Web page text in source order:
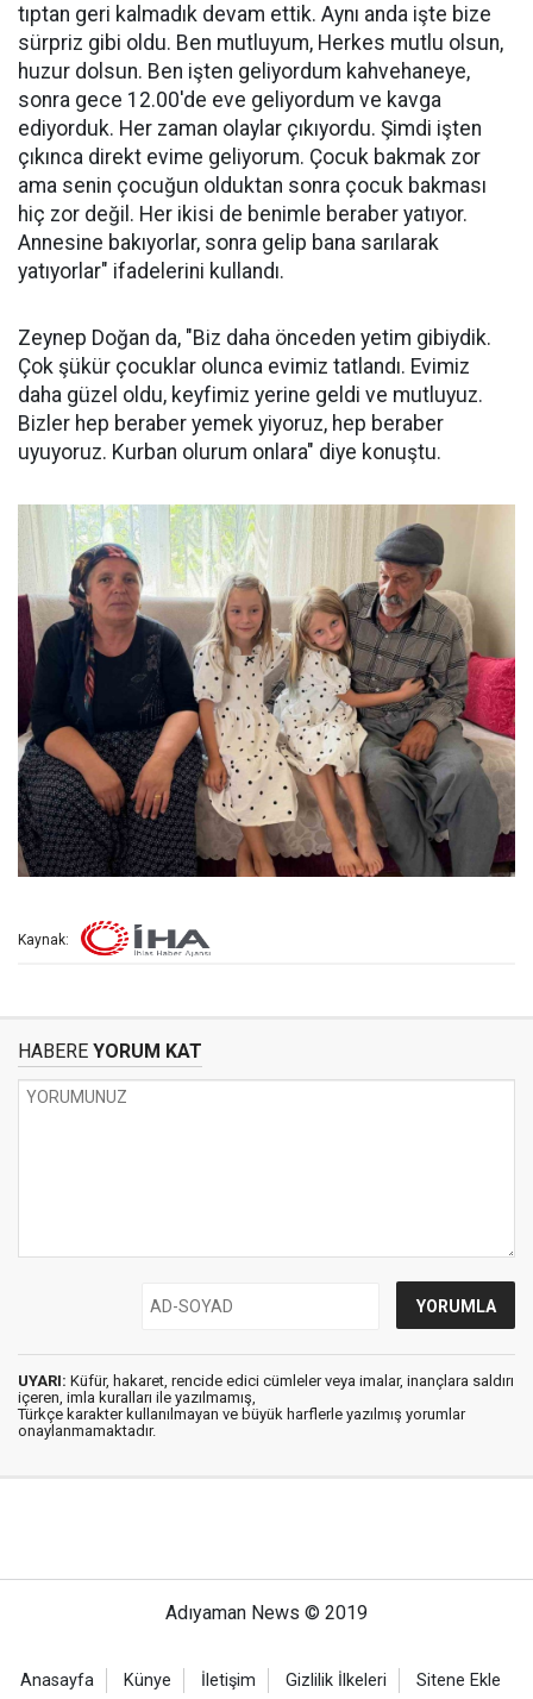
tıptan geri kalmadık devam ettik. Aynı anda işte bize
sürpriz gibi oldu. Ben mutluyum, Herkes mutlu olsun,
huzur dolsun. Ben işten geliyordum kahvehaneye,
sonra gece 12.00'de eve geliyordum ve kavga
ediyorduk. Her zaman olaylar çıkıyordu. Şimdi işten
çıkınca direkt evime geliyorum. Çocuk bakmak zor
ama senin çocuğun olduktan sonra çocuk bakması
hiç zor değil. Her ikisi de benimle beraber yatıyor.
Annesine bakıyorlar, sonra gelip bana sarılarak
yatıyorlar" ifadelerini kullandı.
Zeynep Doğan da, "Biz daha önceden yetim gibiydik.
Çok şükür çocuklar olunca evimiz tatlandı. Evimiz
daha güzel oldu, keyfimiz yerine geldi ve mutluyuz.
Bizler hep beraber yemek yiyoruz, hep beraber
uyuyoruz. Kurban olurum onlara" diye konuştu.
Kaynak:
HABERE YORUM KAT
UYARI: Küfür, hakaret, rencide edici cümleler veya imalar, inançlara saldırı
içeren, imla kuralları ile yazılmamış,
Türkçe karakter kullanılmayan ve büyük harflerle yazılmış yorumlar
onaylanmamaktadır.
Adıyaman News © 2019
Anasayfa Künye İletişim Gizlilik İlkeleri Sitene Ekle